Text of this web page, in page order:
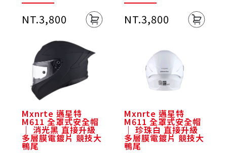
NT.3,800 NT.3,800
Mxnrte 邁星特
M611 全罩式安全帽
｜ 消光黑 直接升級
多層膜電鍍片 競技大
鴨尾
Mxnrte 邁星特
M611 全罩式安全帽
｜ 珍珠白 直接升級
多層膜電鍍片 競技大
鴨尾